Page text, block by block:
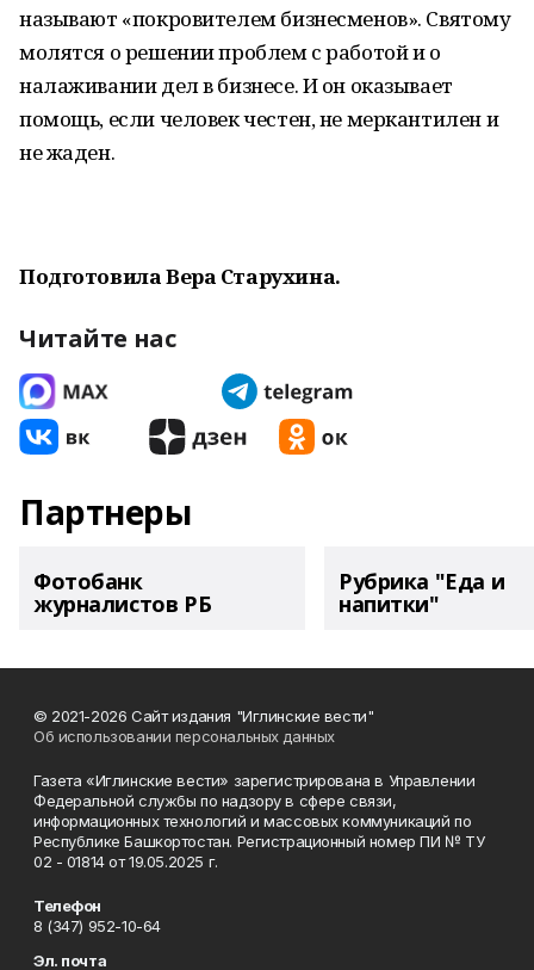
называют «покровителем бизнесменов». Святому
молятся о решении проблем с работой и о
налаживании дел в бизнесе. И он оказывает
помощь, если человек честен, не меркантилен и
не жаден.
Подготовила Вера Старухина.
Читайте нас
Партнеры
Фотобанк
журналистов РБ
Рубрика "Еда и
напитки"
© 2021-2026 Сайт издания "Иглинские вести"
Об использовании персональных данных
Газета «Иглинские вести» зарегистрирована в Управлении
Федеральной службы по надзору в сфере связи,
информационных технологий и массовых коммуникаций по
Республике Башкортостан. Регистрационный номер ПИ № ТУ
02 - 01814 от 19.05.2025 г.
Телефон
8 (347) 952-10-64
Эл. почта